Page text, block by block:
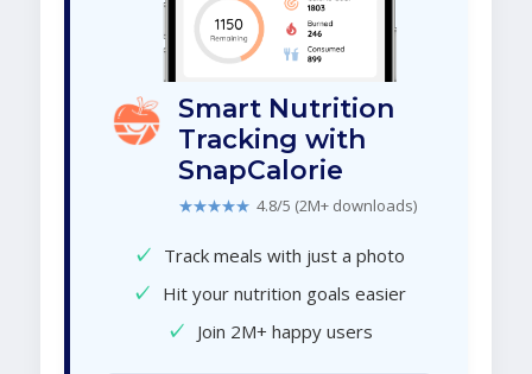
Smart Nutrition
Tracking with
SnapCalorie
★★★★★ 4.8/5 (2M+ downloads)
✓ Track meals with just a photo
✓ Hit your nutrition goals easier
✓ Join 2M+ happy users